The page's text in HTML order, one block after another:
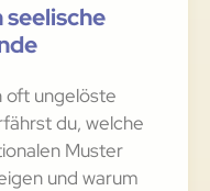
oft ungelöste
du, welche
Muster
und warum